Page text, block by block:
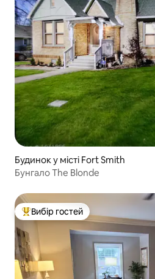
Будинок у місті Fort Smith
Бунгало The Blonde
Топ вибір гостей
Вибір гостей